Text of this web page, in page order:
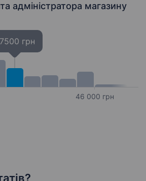
адміністратора магазину
грн
46 000 грн